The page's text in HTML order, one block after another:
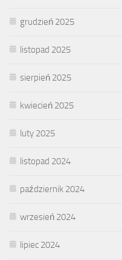
grudzień 2025
listopad 2025
sierpień 2025
kwiecień 2025
luty 2025
listopad 2024
październik 2024
wrzesień 2024
lipiec 2024